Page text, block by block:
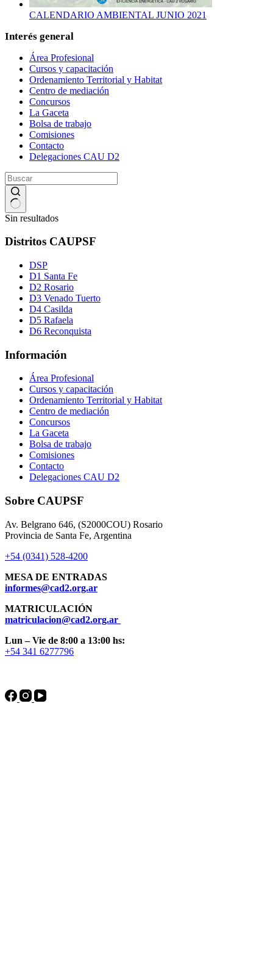
CALENDARIO AMBIENTAL JUNIO 2021
Interés general
Área Profesional
Cursos y capacitación
Ordenamiento Territorial y Habitat
Centro de mediación
Concursos
La Gaceta
Bolsa de trabajo
Comisiones
Contacto
Delegaciones CAU D2
Sin resultados
Distritos CAUPSF
DSP
D1 Santa Fe
D2 Rosario
D3 Venado Tuerto
D4 Casilda
D5 Rafaela
D6 Reconquista
Información
Área Profesional
Cursos y capacitación
Ordenamiento Territorial y Habitat
Centro de mediación
Concursos
La Gaceta
Bolsa de trabajo
Comisiones
Contacto
Delegaciones CAU D2
Sobre CAUPSF
Av. Belgrano 646, (S2000COU) Rosario
Provincia de Santa Fe, Argentina
+54 (0341) 528-4200
MESA DE ENTRADAS
informes@cad2.org.ar
MATRICULACIÓN
matriculacion@cad2.org.ar
Lun – Vie de 8:00 a 13:00 hs:
+54 341 6277796